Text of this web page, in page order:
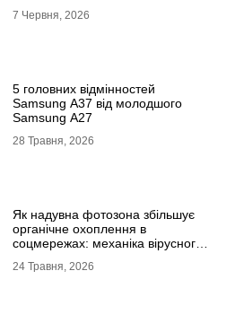
7 Червня, 2026
5 головних відмінностей
Samsung A37 від молодшого
Samsung A27
28 Травня, 2026
Як надувна фотозона збільшує
органічне охоплення в
соцмережах: механіка вірусного
24 Травня, 2026